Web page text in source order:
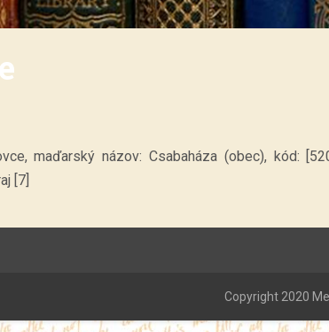
maďarský názov: Csabaháza (obec), kód:
[7]
Copyright 2020